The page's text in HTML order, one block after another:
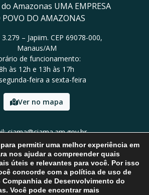
Amazonas UMA EMPRESA
POVO DO AMAZONAS
– Japiim. CEP 69078-000,
Manaus/AM
de funcionamento:
às 12h e 13h às 17h
feira a sexta-feira
Ver no mapa
ciama@ciama.am.gov.br
Tel: (92) 2123 9999
permitir uma melhor experiência em
nos ajudar a compreender quais
úteis e relevantes para você. Por isso
concorde com a política de uso de
Companhia de Desenvolvimento do
Você pode encontrar mais